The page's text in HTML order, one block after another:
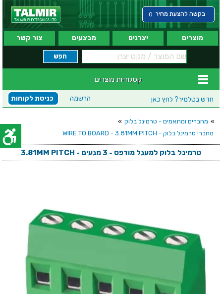
בקשה להצעת מחיר 0
מוצרים יצרנים מבצעים צור קשר
קטגוריות מוצרים
חדש בטלמיר? לחץ כאן כניסת לקוחות הרשמה
» מחברים ומתאמים - טרמינל בלוק »
מחברי טרמינל בלוק - WIRE TO BOARD - 3.81MM PITCH
טרמינל בלוק למעגל מודפס - 3 מגעים - 3.81MM PITCH